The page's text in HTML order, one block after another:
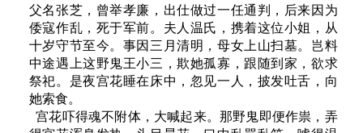
父名张芝，曾举孝廉，出仕做过一任通判，后来因为
倭寇作乱，死于军前。夫人温氏，携着这位小姐，从
十岁守节至今。事因三月清明，母女上山扫墓。岂料
中途遇上这野鬼王小三，欺她孤寡，跟随到家，欲求
祭祀。是夜宫花睡在床中，忽见一人，披发吐舌，向
她索食。
宫花吓得魂不附体，大喊起来。那野鬼即便作祟，弄